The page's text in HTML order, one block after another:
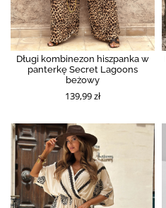
Długi kombinezon hiszpanka w
panterkę Secret Lagoons
beżowy
139,99 zł